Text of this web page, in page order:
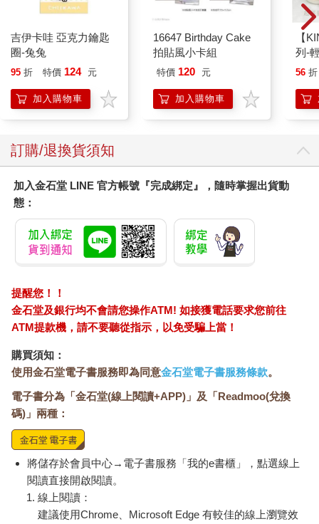
吉伊卡哇 亞克力鑰匙
圈-兔兔
95 折 特價 124 元
加入購物車
16647 Birthday Cake
拍貼風小卡組
特價 120 元
加入購物車
【
列-
平
56 折
訂購/退換貨須知
加入金石堂 LINE 官方帳號『完成綁定』，隨時掌握出貨動
態：
提醒您！！
金石堂及銀行均不會請您操作ATM! 如接獲電話要求您前往
ATM提款機，請不要聽從指示，以免受騙上當！
購買須知：
使用金石堂電子書服務即為同意金石堂電子書服務條款。
電子書分為「金石堂(線上閱讀+APP)」及「Readmoo(兌換
碼)」兩種：
將儲存於會員中心→電子書服務「我的e書櫃」，點選線上
閱讀直接開啟閱讀。
線上閱讀：
建議使用Chrome、Microsoft Edge 有較佳的線上瀏覽效